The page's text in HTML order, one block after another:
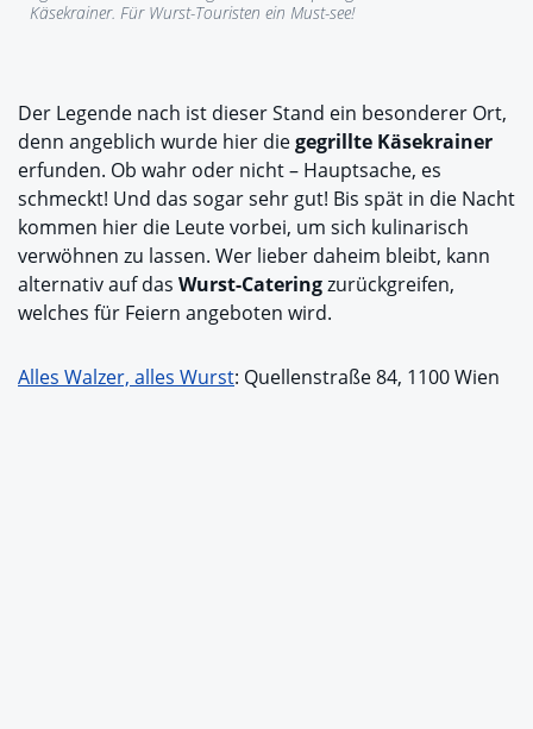
Käsekrainer. Für Wurst-Touristen ein Must-see!
Der Legende nach ist dieser Stand ein besonderer Ort,
denn angeblich wurde hier diegegrillte Käsekrainer
erfunden. Ob wahr oder nicht – Hauptsache, es
schmeckt! Und das sogar sehr gut! Bis spät in die Nacht
kommen hier die Leute vorbei, um sich kulinarisch
verwöhnen zu lassen. Wer lieber daheim bleibt, kann
alternativ auf das Wurst-Cateringzurückgreifen,
welches für Feiern angeboten wird.
Alles Walzer, alles Wurst: Quellenstraße 84, 1100 Wien